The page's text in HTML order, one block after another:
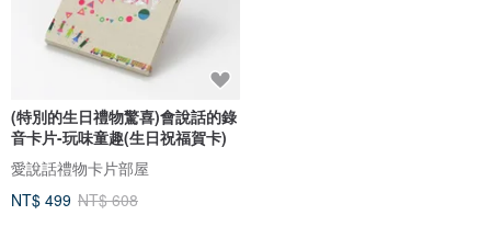
(特別的生日禮物驚喜)會說話的錄
音卡片-玩味童趣(生日祝福賀卡)
愛說話禮物卡片部屋
NT$ 499 NT$ 608